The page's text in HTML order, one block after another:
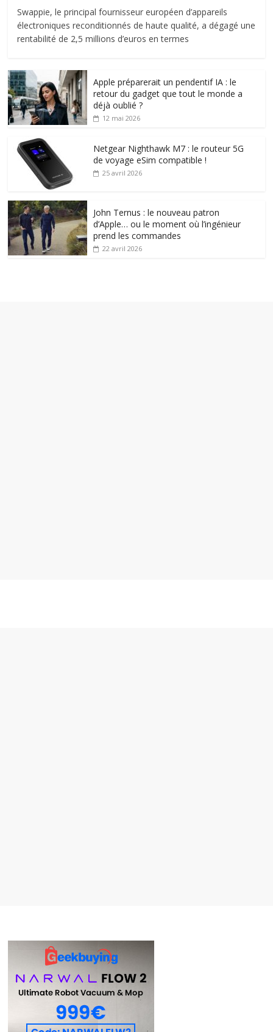
Swappie, le principal fournisseur européen d’appareils
électroniques reconditionnés de haute qualité, a dégagé une
rentabilité de 2,5 millions d’euros en termes
Apple préparerait un pendentif IA : le
retour du gadget que tout le monde a
déjà oublié ?
12 mai 2026
Netgear Nighthawk M7 : le routeur 5G
de voyage eSim compatible !
25 avril 2026
John Ternus : le nouveau patron
d’Apple… ou le moment où l’ingénieur
prend les commandes
22 avril 2026